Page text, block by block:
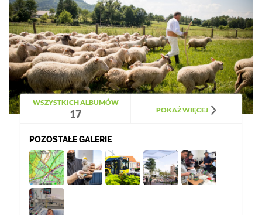
WSZYSTKICH ALBUMÓW
17 POKAŻ WIĘCEJ
POZOSTAŁE GALERIE